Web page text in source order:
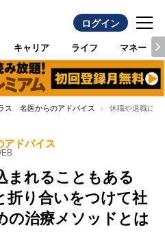
ログイン
キャリア ライフ マネー
ス 名医からのアドバイス 休職や退職に
ドバイス
まれることもある
折り合いをつけて社
の治療メソッドとは